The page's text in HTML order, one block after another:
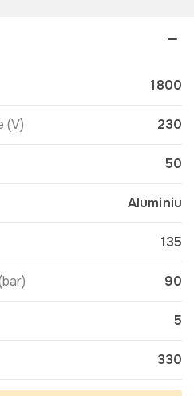
1800
(V) 230
50
Aluminiu
135
90
5
330